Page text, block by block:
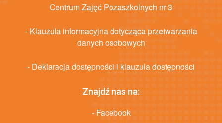
Centrum Zajęć Pozaszkolnych nr 3
- Klauzula informacyjna dotycząca przetwarzania
danych osobowych
- Deklaracja dostępności i klauzula dostępności
Znajdź nas na:
- Facebook